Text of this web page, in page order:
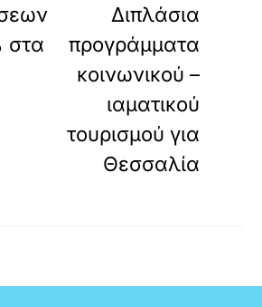
στα
Διπλάσια
προγράμματα
κοινωνικού –
ιαματικού
τουρισμού για
Θεσσαλία